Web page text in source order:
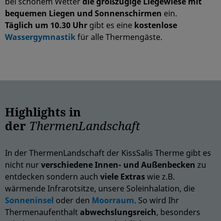
bequemen Liegen und Sonnenschirmen ein.
Täglich um 10.30 Uhr gibt es eine kostenlose
Wassergymnastikfür alle Thermengäste.
Highlights in
der ThermenLandschaft
In der ThermenLandschaft der KissSalis Therme gibt es
nicht nurverschiedene Innen- und Außenbecken zu
entdecken sondern auch viele Extraswie z.B.
wärmende Infrarotsitze, unsere Soleinhalation, die
Sonneninsel oder den Moorraum. So wird Ihr
Thermenaufenthaltabwechslungsreich, besonders